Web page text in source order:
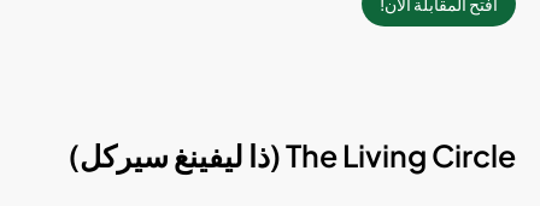
The Living Circle (ذا ليفينغ سيركل)